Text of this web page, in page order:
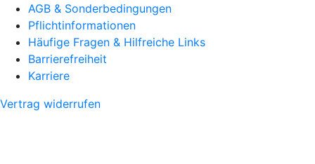
AGB & Sonderbedingungen
Pflichtinformationen
Häufige Fragen & Hilfreiche Links
Barrierefreiheit
Karriere
Vertrag widerrufen